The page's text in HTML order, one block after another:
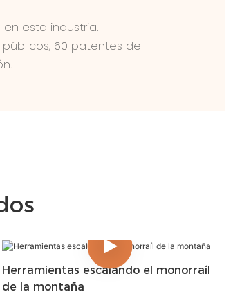
esta industria.
60 patentes de
Herramientas escalando el monorraíl
de la montaña